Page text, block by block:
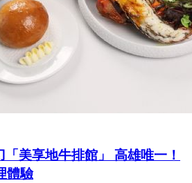
美享地牛排館」 高雄唯一！
體驗